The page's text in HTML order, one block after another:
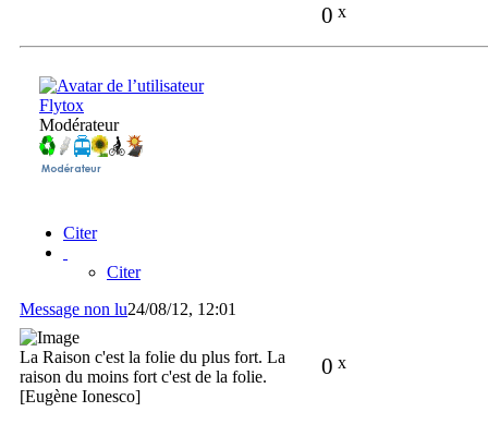
0 x
Flytox
Modérateur
Citer
Citer
Message non lu24/08/12, 12:01
0 x
La Raison c'est la folie du plus fort. La
raison du moins fort c'est de la folie.
[Eugène Ionesco]